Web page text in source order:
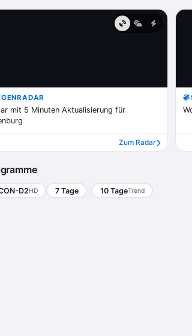
mit 5 Minuten Aktualisierung für
Zum Radar
D2HD 7 Tage 10 TageTrend